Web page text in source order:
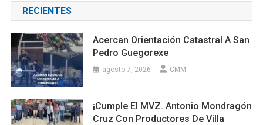
RECIENTES
Acercan Orientación Catastral A San
Pedro Guegorexe
agosto 7, 2026 CMM
¡Cumple El MVZ. Antonio Mondragón
Cruz Con Productores De Villa